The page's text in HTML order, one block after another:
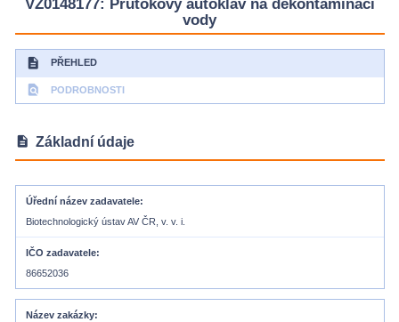
VZ0148177: Průtokový autokláv na dekontaminaci
vody
description PŘEHLED
find_in_page PODROBNOSTI
description Základní údaje
Úřední název zadavatele
Biotechnologický ústav AV ČR, v. v. i.
IČO zadavatele
86652036
Název zakázky